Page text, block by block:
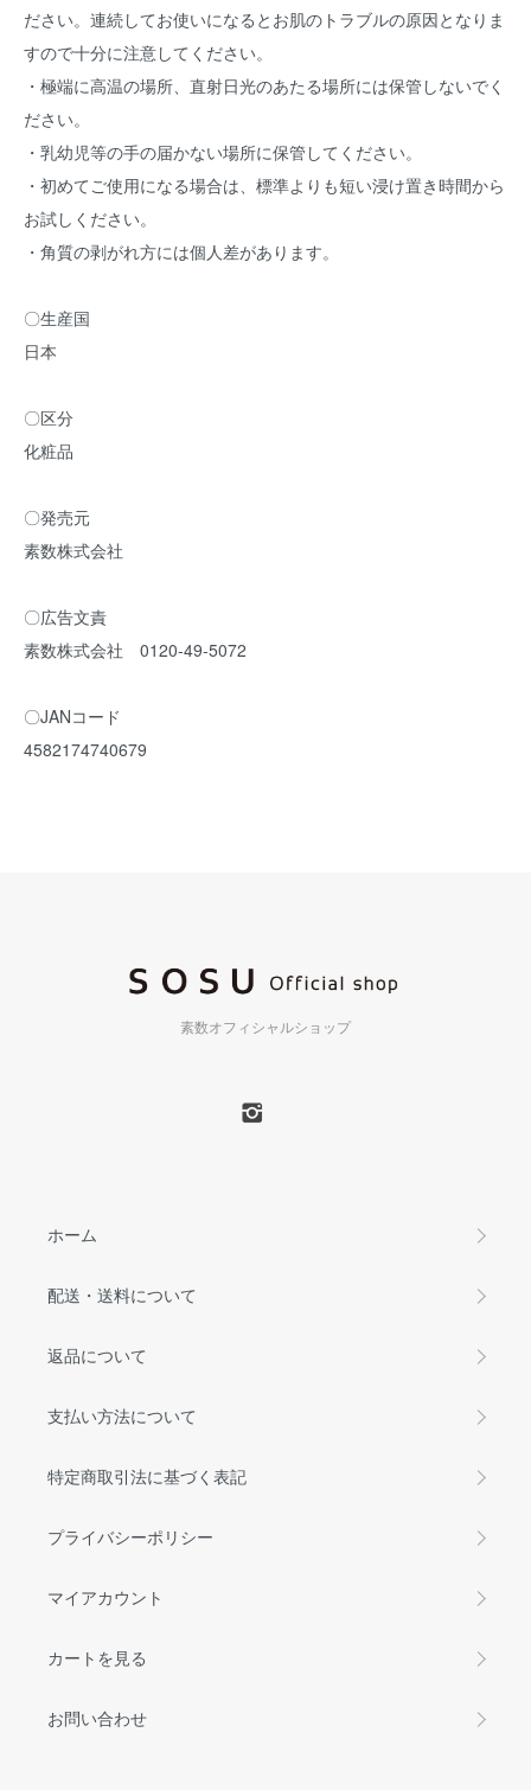
ださい。連続してお使いになるとお肌のトラブルの原因となりま
すので十分に注意してください。
・極端に高温の場所、直射日光のあたる場所には保管しないでく
ださい。
・乳幼児等の手の届かない場所に保管してください。
・初めてご使用になる場合は、標準よりも短い浸け置き時間から
お試しください。
・角質の剥がれ方には個人差があります。
〇生産国
日本
〇区分
化粧品
〇発売元
素数株式会社
〇広告文責
素数株式会社 0120-49-5072
〇JANコード
4582174740679
素数オフィシャルショップ
ホーム
配送・送料について
返品について
支払い方法について
特定商取引法に基づく表記
プライバシーポリシー
マイアカウント
カートを見る
お問い合わせ